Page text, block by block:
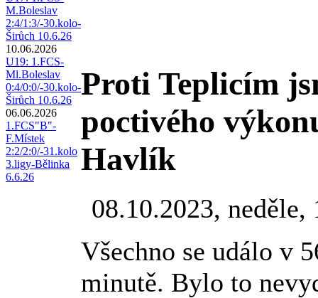
M.Boleslav
2:4/1:3/-30.kolo-
Širůch 10.6.26
10.06.2026
U19: 1.FCS-
Ml.Boleslav
0:4/0:0/-30.kolo-
Širůch 10.6.26
06.06.2026
1.FCS"B"-
F.Místek
2:2/2:0/-31.kolo
3.ligy-Bělinka
6.6.26
Proti Teplicím
poctivého
Havlík
08.10.2023, neděle,
Všechno se událo v
minutě. Bylo to